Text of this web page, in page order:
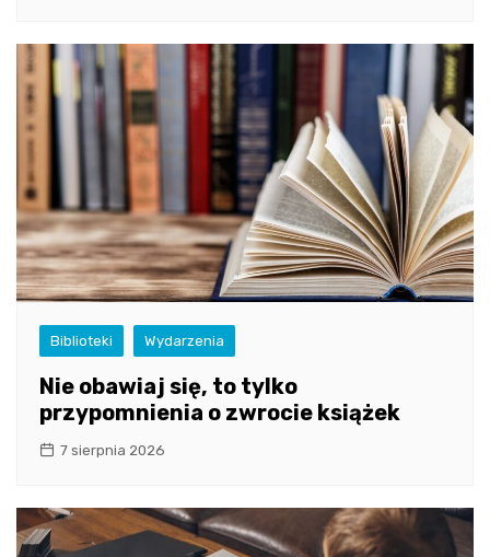
Biblioteki Wydarzenia
Nie obawiaj się, to tylko
przypomnienia o zwrocie książek
7 sierpnia 2026